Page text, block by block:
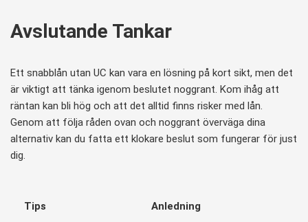
Avslutande Tankar
Ett snabblån utan UC kan vara en lösning på kort sikt, men det
är viktigt att tänka igenom beslutet noggrant. Kom ihåg att
räntan kan bli hög och att det alltid finns risker med lån.
Genom att följa råden ovan och noggrant överväga dina
alternativ kan du fatta ett klokare beslut som fungerar för just
dig.
Tips Anledning